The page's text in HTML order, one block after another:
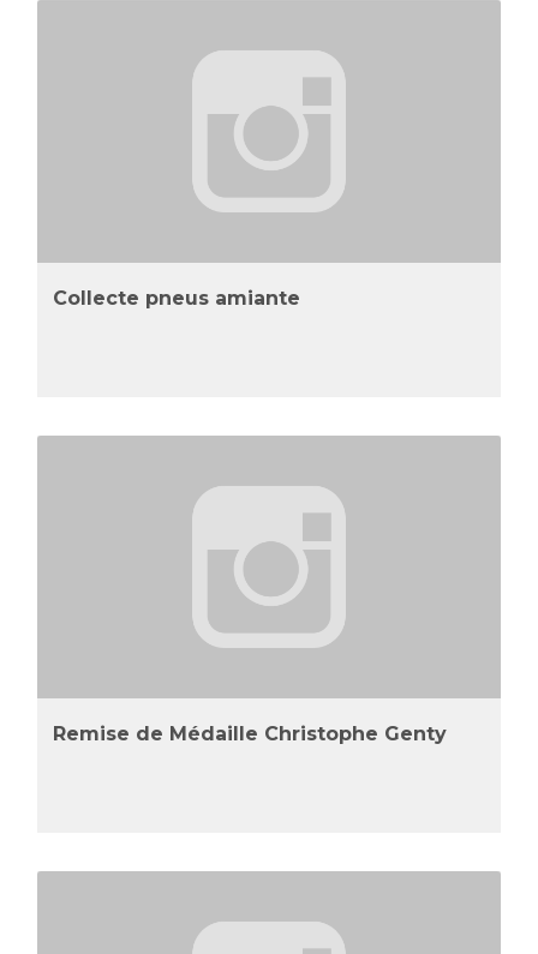
Collecte pneus amiante
Remise de Médaille Christophe Genty